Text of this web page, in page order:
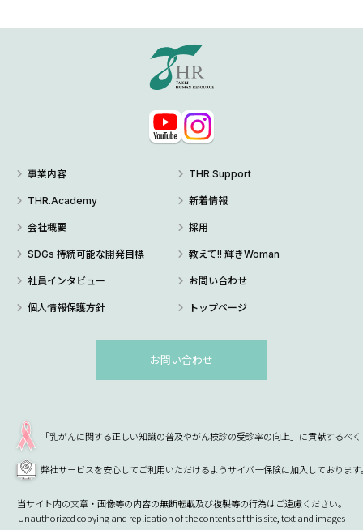
事業内容 THR.Support
THR.Academy 新着情報
会社概要 採用
SDGs 持続可能な開発目標 教えて!! 輝きWoman
社員インタビュー お問い合わせ
個人情報保護方針 トップページ
お問い合わせ
「乳がんに関する正しい知識の普及やがん検診の受診率の向上」に貢献するべ
弊社サービスを安心してご利用いただけるようサイバー保険に加入しております
当サイト内の文章・画像等の内容の無断転載及び複製等の行為はご遠慮ください。
Unauthorized copying and replication of the contents of this site, text and images